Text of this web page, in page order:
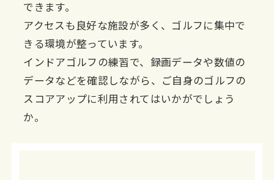
できます。
アクセスも良好な施設が多く、ゴルフに集中で
きる環境が整っています。
インドアゴルフの練習で、録画データや数値の
データなどを確認しながら、ご自身のゴルフの
スコアアップに利用されてはいかがでしょう
か。